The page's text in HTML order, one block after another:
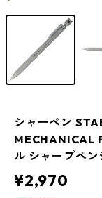
シャーペン
MECHANICAL
ル シャープペ
¥2,970